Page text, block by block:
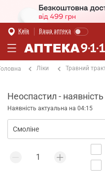
Київ Ваша аптека
Ліки Травний
Неоспастил -
Наявність актуальна на 04:15